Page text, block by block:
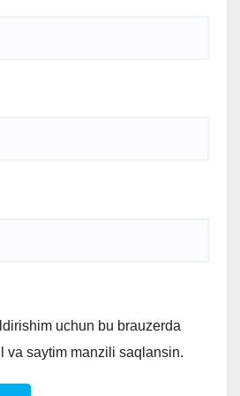
uchun bu brauzerda
va saytim manzili saqlansin.